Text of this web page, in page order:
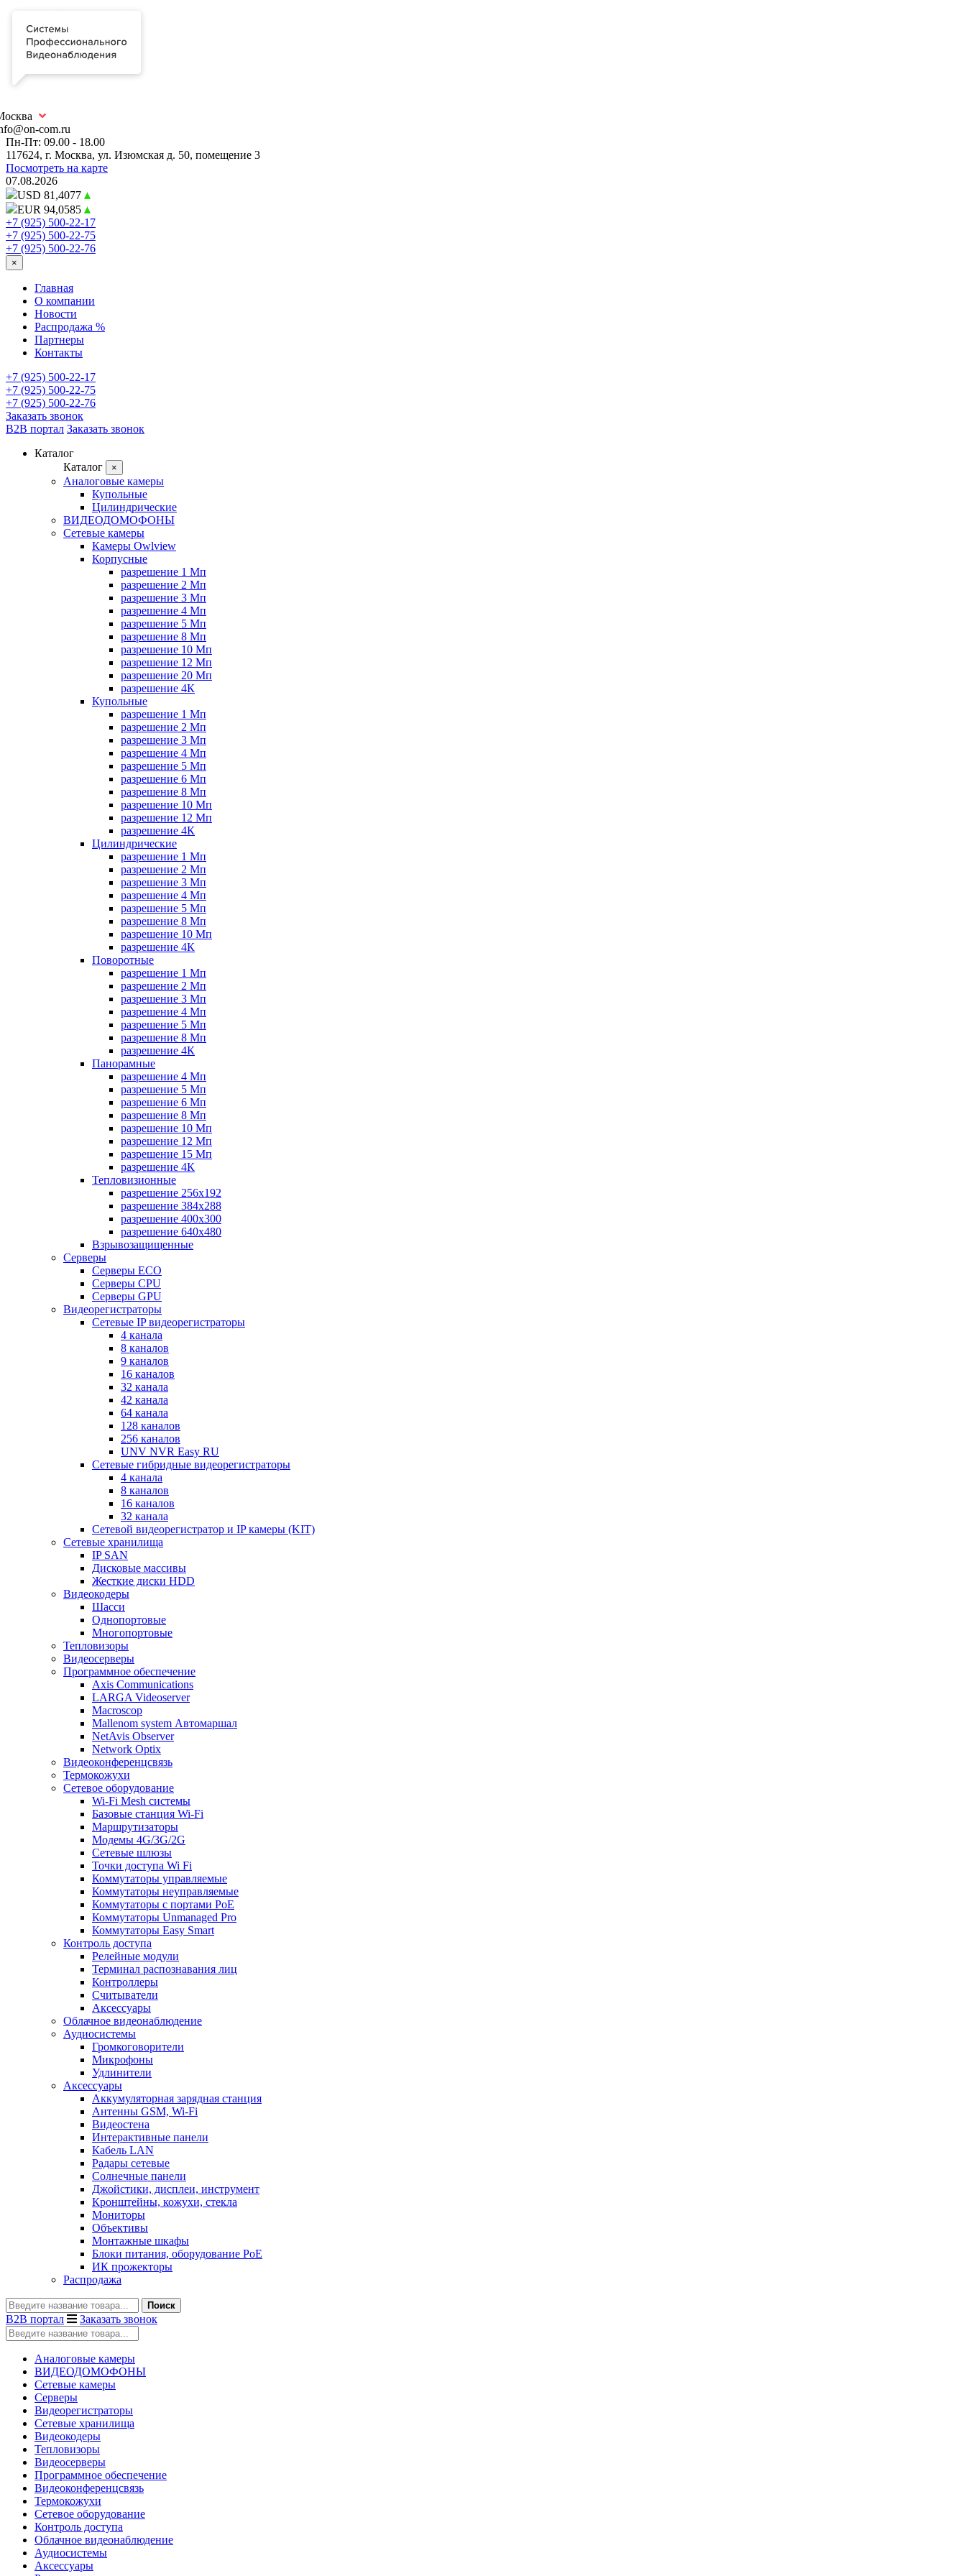
com.ru
Пн-Пт: 09.00 - 18.00
117624, г. Москва, ул. Изюмская д. 50, помещение 3
Посмотреть на карте
07.08.2026
USD 81,4077
EUR 94,0585
+7 (925) 500-22-17
+7 (925) 500-22-75
+7 (925) 500-22-76
×
Главная
О компании
Новости
Распродажа %
Партнеры
Контакты
+7 (925) 500-22-17
+7 (925) 500-22-75
+7 (925) 500-22-76
Заказать звонок
B2B портал Заказать звонок
Каталог
Каталог
×
Аналоговые камеры
Купольные
Цилиндрические
ВИДЕОДОМОФОНЫ
Сетевые камеры
Камеры Owlview
Корпусные
разрешение 1 Мп
разрешение 2 Мп
разрешение 3 Мп
разрешение 4 Мп
разрешение 5 Мп
разрешение 8 Мп
разрешение 10 Мп
разрешение 12 Мп
разрешение 20 Мп
разрешение 4К
Купольные
разрешение 1 Мп
разрешение 2 Мп
разрешение 3 Мп
разрешение 4 Мп
разрешение 5 Мп
разрешение 6 Мп
разрешение 8 Мп
разрешение 10 Мп
разрешение 12 Мп
разрешение 4К
Цилиндрические
разрешение 1 Мп
разрешение 2 Мп
разрешение 3 Мп
разрешение 4 Мп
разрешение 5 Мп
разрешение 8 Мп
разрешение 10 Мп
разрешение 4К
Поворотные
разрешение 1 Мп
разрешение 2 Мп
разрешение 3 Мп
разрешение 4 Мп
разрешение 5 Мп
разрешение 8 Мп
разрешение 4К
Панорамные
разрешение 4 Мп
разрешение 5 Мп
разрешение 6 Мп
разрешение 8 Мп
разрешение 10 Мп
разрешение 12 Мп
разрешение 15 Мп
разрешение 4К
Тепловизионные
разрешение 256x192
разрешение 384х288
разрешение 400x300
разрешение 640х480
Взрывозащищенные
Серверы
Серверы ECO
Серверы CPU
Серверы GPU
Видеорегистраторы
Сетевые IP видеорегистраторы
4 канала
8 каналов
9 каналов
16 каналов
32 канала
42 канала
64 канала
128 каналов
256 каналов
UNV NVR Easy RU
Сетевые гибридные видеорегистраторы
4 канала
8 каналов
16 каналов
32 канала
Сетевой видеорегистратор и IP камеры (KIT)
Сетевые хранилища
IP SAN
Дисковые массивы
Жесткие диски HDD
Видеокодеры
Шасси
Однопортовые
Многопортовые
Тепловизоры
Видеосерверы
Программное обеспечение
Axis Communications
LARGA Videoserver
Macroscop
Mallenom system Автомаршал
NetAvis Observer
Network Optix
Видеоконференцсвязь
Термокожухи
Сетевое оборудование
Wi-Fi Mesh системы
Базовые станция Wi-Fi
Маршрутизаторы
Модемы 4G/3G/2G
Сетевые шлюзы
Точки доступа Wi Fi
Коммутаторы управляемые
Коммутаторы неуправляемые
Коммутаторы с портами PoE
Коммутаторы Unmanaged Pro
Коммутаторы Easy Smart
Контроль доступа
Релейные модули
Терминал распознавания лиц
Контроллеры
Считыватели
Аксессуары
Облачное видеонаблюдение
Аудиосистемы
Громкоговорители
Микрофоны
Удлинители
Аксессуары
Аккумуляторная зарядная станция
Антенны GSM, Wi-Fi
Видеостена
Интерактивные панели
Кабель LAN
Радары сетевые
Солнечные панели
Джойстики, дисплеи, инструмент
Кронштейны, кожухи, стекла
Мониторы
Объективы
Монтажные шкафы
Блоки питания, оборудование PoE
ИК прожекторы
Распродажа
Поиск
B2B портал Заказать звонок
Аналоговые камеры
ВИДЕОДОМОФОНЫ
Сетевые камеры
Серверы
Видеорегистраторы
Сетевые хранилища
Видеокодеры
Тепловизоры
Видеосерверы
Программное обеспечение
Видеоконференцсвязь
Термокожухи
Сетевое оборудование
Контроль доступа
Облачное видеонаблюдение
Аудиосистемы
Аксессуары